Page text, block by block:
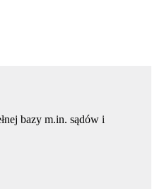
bazy m.in. sądów i